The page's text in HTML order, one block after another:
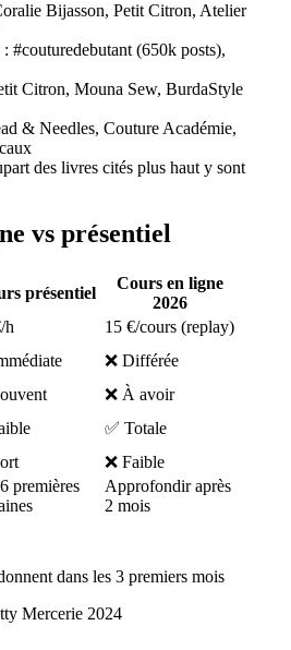
Bijasson, Petit Citron, Atelier
: #couturedebutant (650k posts),
Citron, Mouna Sew, BurdaStyle
& Needles, Couture Académie,
des livres cités plus haut y sont
vs présentiel
présentiel
Cours en ligne
2026
h
15 €/cours (replay)
❌ Différée
❌ À avoir
✅ Totale
❌ Faible
premières
Approfondir après
2 mois
dans les 3 premiers mois
Mercerie 2024